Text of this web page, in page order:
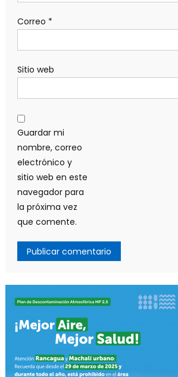
Correo *
Sitio web
Guardar mi
nombre, correo
electrónico y
sitio web en este
navegador para
la próxima vez
que comente.